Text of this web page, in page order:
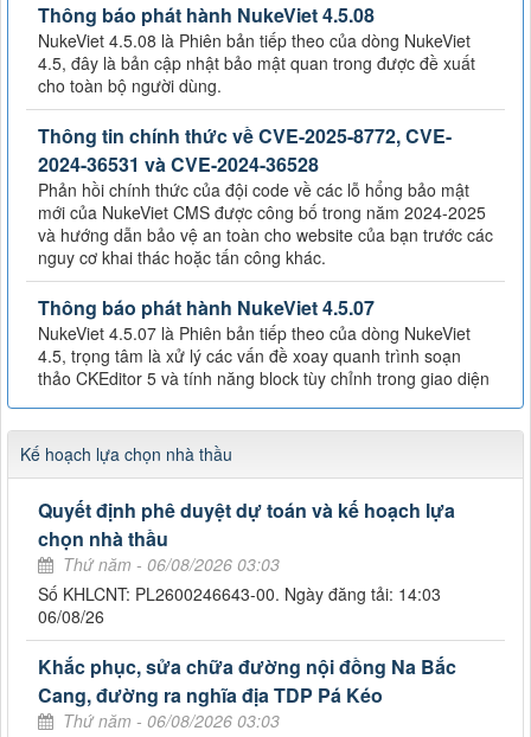
Thông báo phát hành NukeViet 4.5.08
NukeViet 4.5.08 là Phiên bản tiếp theo của dòng NukeViet
4.5, đây là bản cập nhật bảo mật quan trong được đề xuất
cho toàn bộ người dùng.
Thông tin chính thức về CVE-2025-8772, CVE-
2024-36531 và CVE-2024-36528
Phản hồi chính thức của đội code về các lỗ hổng bảo mật
mới của NukeViet CMS được công bố trong năm 2024-2025
và hướng dẫn bảo vệ an toàn cho website của bạn trước các
nguy cơ khai thác hoặc tấn công khác.
Thông báo phát hành NukeViet 4.5.07
NukeViet 4.5.07 là Phiên bản tiếp theo của dòng NukeViet
4.5, trọng tâm là xử lý các vấn đề xoay quanh trình soạn
thảo CKEditor 5 và tính năng block tùy chỉnh trong giao diện
Kế hoạch lựa chọn nhà thầu
Quyết định phê duyệt dự toán và kế hoạch lựa
chọn nhà thầu
Thứ năm - 06/08/2026 03:03
Số KHLCNT: PL2600246643-00. Ngày đăng tải: 14:03
06/08/26
Khắc phục, sửa chữa đường nội đồng Na Bắc
Cang, đường ra nghĩa địa TDP Pá Kéo
Thứ năm - 06/08/2026 03:03